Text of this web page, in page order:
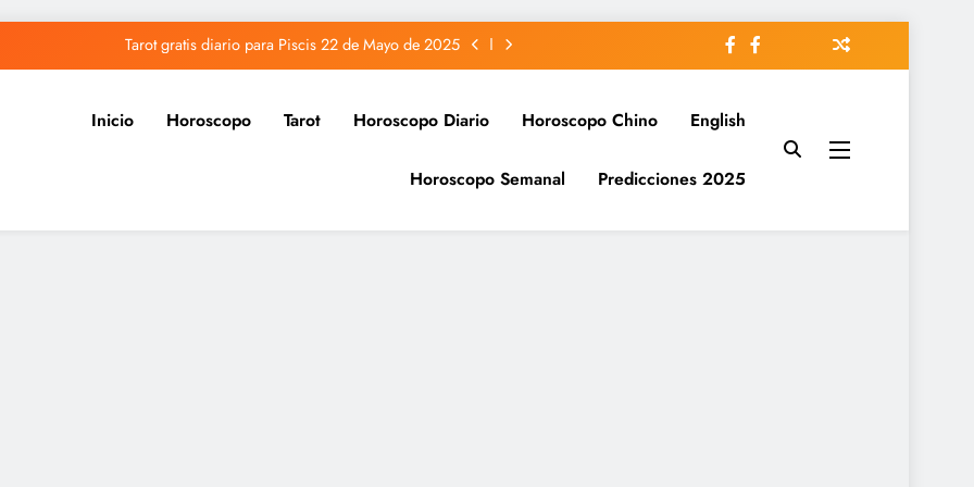
Tarot gratis diario para Piscis 22 de Mayo de 2025
Tarot gratis diario para Capricornio 22 de Mayo de 2025
Tarot gratis diario para Sagitario 22 de Mayo de 2025
Tarot gratis diario para Piscis 22 de Mayo de 2025
Inicio Horoscopo Tarot Horoscopo Diario Horoscopo Chino English
Horoscopo Semanal Predicciones 2025